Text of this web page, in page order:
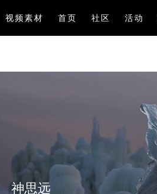
视频素材 首页 社区 活动
神思远